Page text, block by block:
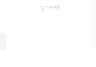
green